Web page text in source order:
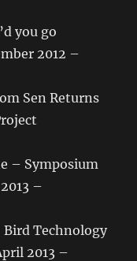
you go
2012 –
Sen Returns
– Symposium
–
Bird Technology
2013 –